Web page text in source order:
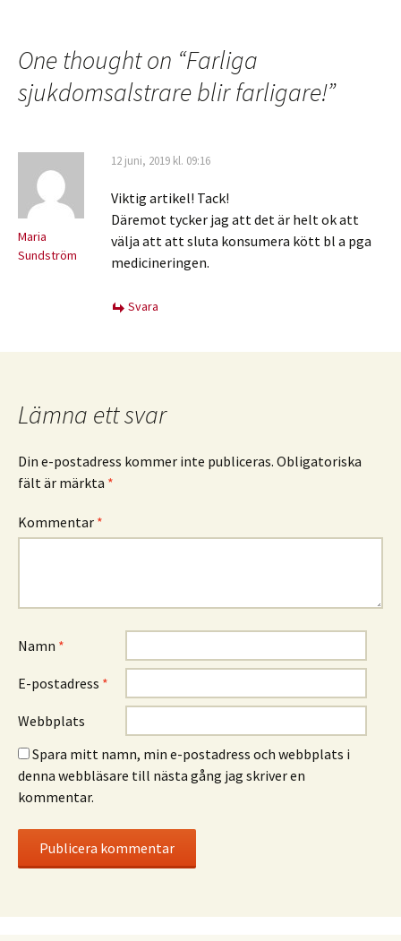
One thought on “Farliga
sjukdomsalstrare blir farligare!”
Maria
Sundström
12 juni, 2019 kl. 09:16
Viktig artikel! Tack!
Däremot tycker jag att det är helt ok att
välja att att sluta konsumera kött bl a pga
medicineringen.
Svara
Lämna ett svar
Din e-postadress kommer inte publiceras. Obligatoriska
fält är märkta *
Kommentar *
Namn *
E-postadress *
Webbplats
Spara mitt namn, min e-postadress och webbplats i
denna webbläsare till nästa gång jag skriver en
kommentar.